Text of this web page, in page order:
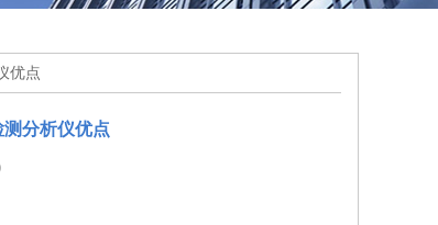
优点
分析仪优点